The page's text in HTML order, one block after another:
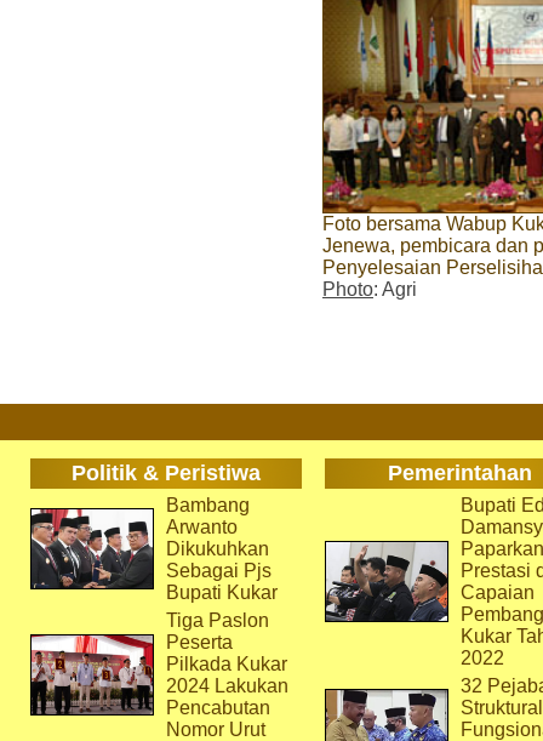
Foto bersama Wabup
Jenewa, pembicara dan
Penyelesaian
Photo: Agri
Politik & Peristiwa Pemerintahan
Bambang
Arwanto
Dikukuhkan
Sebagai Pjs
Bupati Kukar
Tiga Paslon
Peserta
Pilkada Kukar
2024 Lakukan
Pencabutan
Nomor Urut
Bupati
Paparkan
Prestasi
Capaian
Kukar
2022
32